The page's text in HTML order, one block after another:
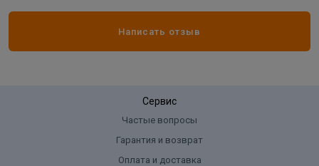
Написать отзыв
Сервис
Частые вопросы
Гарантия и возврат
Оплата и доставка